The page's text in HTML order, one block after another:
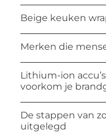
Beige keuken
Merken die
Lithium-ion
voorkom je
De stappen van
uitgelegd